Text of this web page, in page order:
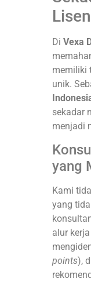
Di Vexa
memiliki
unik.
sekadar
menjadi
yang
Kami
yang
alur
points),